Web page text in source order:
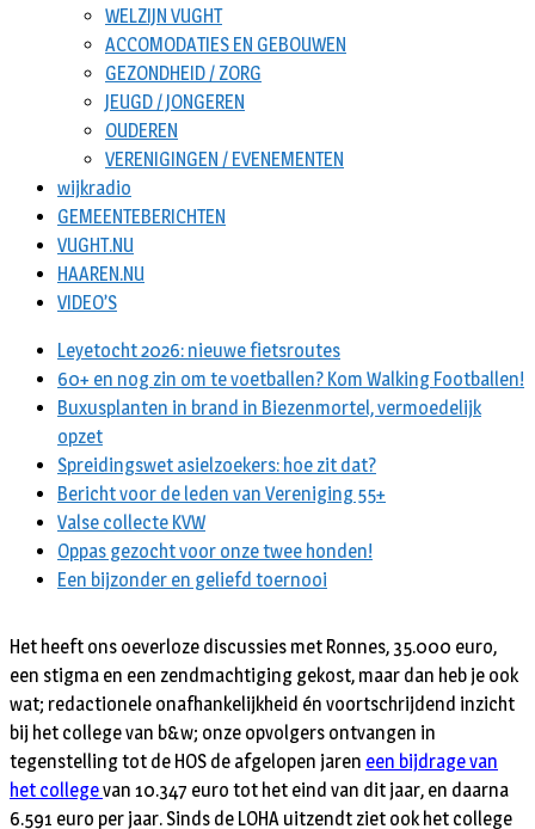
WELZIJN VUGHT
ACCOMODATIES EN GEBOUWEN
GEZONDHEID / ZORG
JEUGD / JONGEREN
OUDEREN
VERENIGINGEN / EVENEMENTEN
wijkradio
GEMEENTEBERICHTEN
VUGHT.NU
HAAREN.NU
VIDEO’S
Leyetocht 2026: nieuwe fietsroutes
60+ en nog zin om te voetballen? Kom Walking Footballen!
Buxusplanten in brand in Biezenmortel, vermoedelijk
opzet
Spreidingswet asielzoekers: hoe zit dat?
Bericht voor de leden van Vereniging 55+
Valse collecte KVW
Oppas gezocht voor onze twee honden!
Een bijzonder en geliefd toernooi
Het heeft ons oeverloze discussies met Ronnes, 35.000 euro,
een stigma en een zendmachtiging gekost, maar dan heb je ook
wat; redactionele onafhankelijkheid én voortschrijdend inzicht
bij het college van b&w; onze opvolgers ontvangen in
tegenstelling tot de HOS de afgelopen jaren een bijdrage van
het collegevan 10.347 euro tot het eind van dit jaar, en daarna
6.591 euro per jaar. Sinds de LOHA uitzendt ziet ook het college